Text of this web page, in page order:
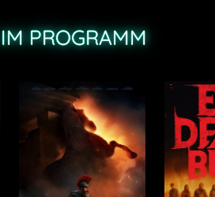
PROGRAMM